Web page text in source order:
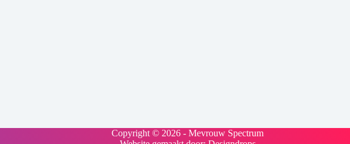
Copyright © 2026 - Mevrouw Spectrum